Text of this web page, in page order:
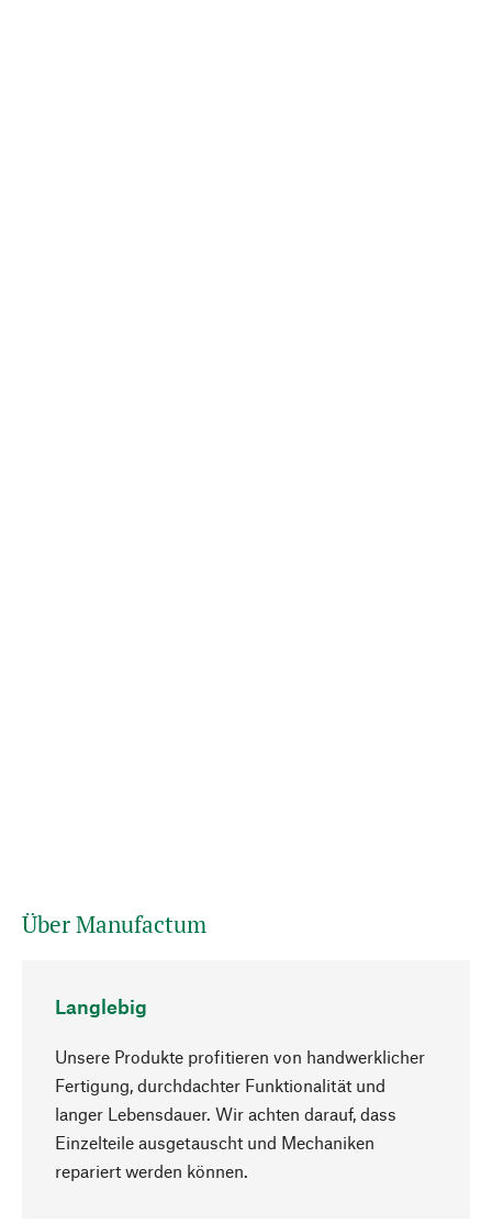
Über Manufactum
Langlebig
Unsere Produkte profitieren von handwerklicher
Fertigung, durchdachter Funktionalität und
langer Lebensdauer. Wir achten darauf, dass
Einzelteile ausgetauscht und Mechaniken
repariert werden können.